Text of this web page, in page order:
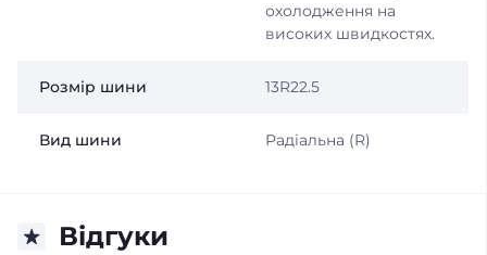
охолодження на
високих швидкостях.
Розмір шини 13R22.5
Вид шини Радіальна (R)
Відгуки